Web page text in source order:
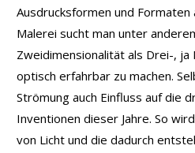
Ausdrucksformen und
Malerei sucht man unter
Zweidimensionalität als Drei-,
optisch erfahrbar zu machen.
Strömung auch Einfluss auf die
Inventionen dieser Jahre. So
von Licht und die dadurch